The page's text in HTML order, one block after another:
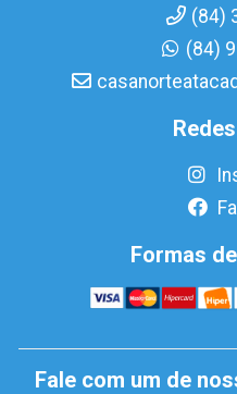
(84)
(84)
Formas
Fale com um de